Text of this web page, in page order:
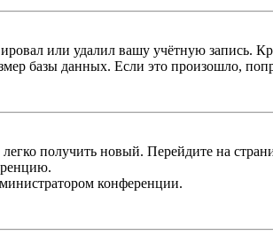
или удалил вашу учётную запись.
базы данных. Если это произошло,
получить новый. Перейдите на
конференции.